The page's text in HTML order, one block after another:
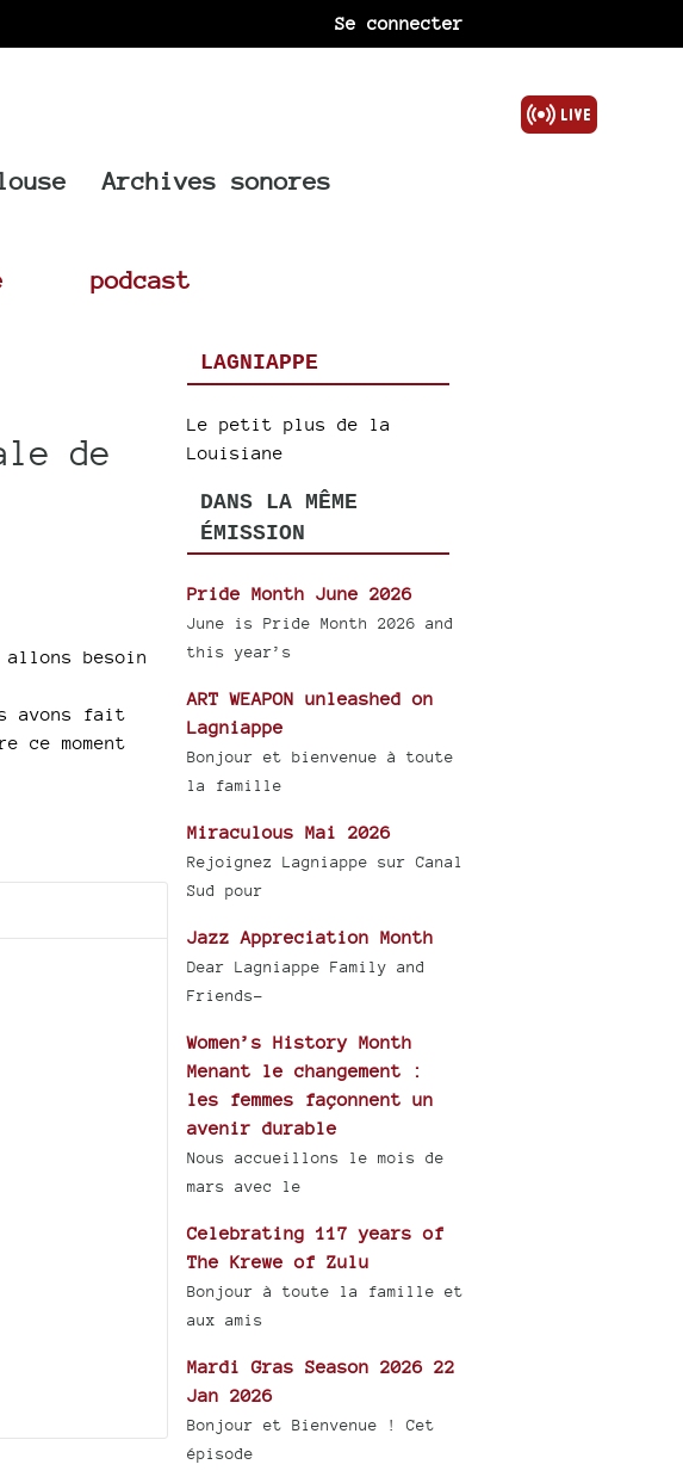
Se connecter
Archives sonores
podcast
de
allons besoin
avons fait
ce moment
LAGNIAPPE
Le petit plus de la
Louisiane
DANS LA MÊME
ÉMISSION
Pride Month June 2026
June is Pride Month 2026 and
this year’s
ART WEAPON unleashed on
Lagniappe
Bonjour et bienvenue à toute
la famille
Miraculous Mai 2026
Rejoignez Lagniappe sur Canal
Sud pour
Jazz Appreciation Month
Dear Lagniappe Family and
Friends-
Women’s History Month
Menant le changement :
les femmes façonnent un
avenir durable
Nous accueillons le mois de
mars avec le
Celebrating 117 years of
The Krewe of Zulu
Bonjour à toute la famille et
aux amis
Mardi Gras Season 2026 22
Jan 2026
Bonjour et Bienvenue ! Cet
épisode